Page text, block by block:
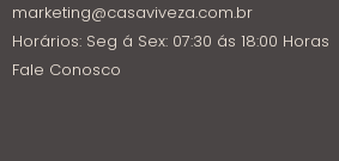
marketing@casaviveza.com.br
Horários: Seg á Sex: 07:30 ás 18:00 Horas
Fale Conosco